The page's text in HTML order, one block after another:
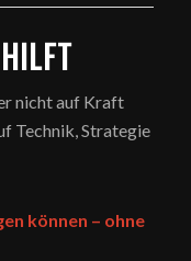
nicht auf Kraft
Technik, Strategie
können – ohne